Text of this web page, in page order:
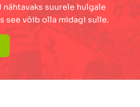
suurele hulgale
see võib olla midagi sulle.